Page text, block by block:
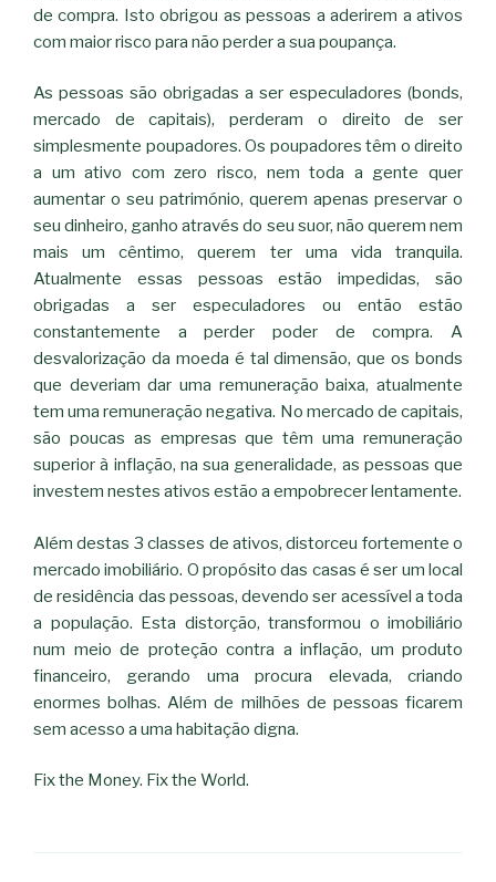
de compra. Isto obrigou as pessoas a aderirem a ativos
com maior risco para não perder a sua poupança.
As pessoas são obrigadas a ser especuladores (bonds,
mercado de capitais), perderam o direito de ser
simplesmente poupadores. Os poupadores têm o direito
a um ativo com zero risco, nem toda a gente quer
aumentar o seu património, querem apenas preservar o
seu dinheiro, ganho através do seu suor, não querem nem
mais um cêntimo, querem ter uma vida tranquila.
Atualmente essas pessoas estão impedidas, são
obrigadas a ser especuladores ou então estão
constantemente a perder poder de compra. A
desvalorização da moeda é tal dimensão, que os bonds
que deveriam dar uma remuneração baixa, atualmente
tem uma remuneração negativa. No mercado de capitais,
são poucas as empresas que têm uma remuneração
superior à inflação, na sua generalidade, as pessoas que
investem nestes ativos estão a empobrecer lentamente.
Além destas 3 classes de ativos, distorceu fortemente o
mercado imobiliário. O propósito das casas é ser um local
de residência das pessoas, devendo ser acessível a toda
a população. Esta distorção, transformou o imobiliário
num meio de proteção contra a inflação, um produto
financeiro, gerando uma procura elevada, criando
enormes bolhas. Além de milhões de pessoas ficarem
sem acesso a uma habitação digna.
Fix the Money. Fix the World.